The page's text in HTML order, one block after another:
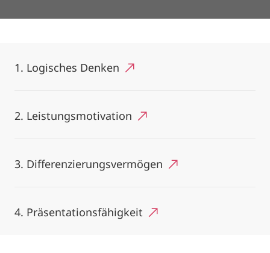
1. Logisches Denken
2. Leistungsmotivation
3. Differenzierungsvermögen
4. Präsentationsfähigkeit